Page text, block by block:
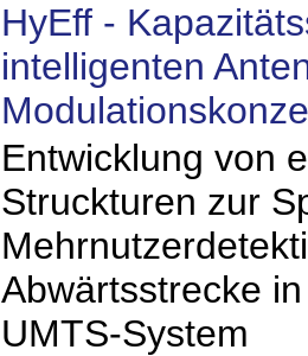
HyEff -
intelligenten
Entwicklung von
Struckturen zur
Abwärtsstrecke
UMTS-System